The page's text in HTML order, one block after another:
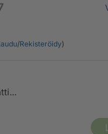
/Rekisteröidy)